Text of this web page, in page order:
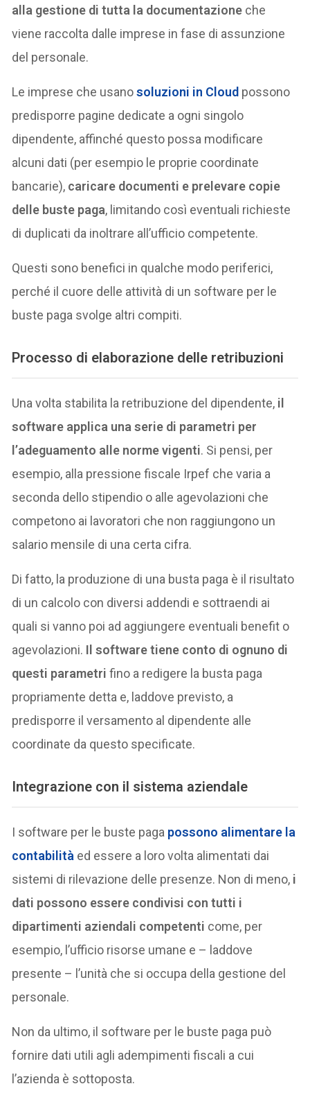
alla gestione di tutta la documentazione che
viene raccolta dalle imprese in fase di assunzione
del personale.
Le imprese che usanosoluzioni in Cloud possono
predisporre pagine dedicate a ogni singolo
dipendente, affinché questo possa modificare
alcuni dati (per esempio le proprie coordinate
bancarie), caricare documenti e prelevare copie
delle buste paga, limitando così eventuali richieste
di duplicati da inoltrare all’ufficio competente.
Questi sono benefici in qualche modo periferici,
perché il cuore delle attività di un software per le
buste paga svolge altri compiti.
Processo di elaborazione delle retribuzioni
Una volta stabilita la retribuzione del dipendente, il
software applica una serie di parametri per
l’adeguamento alle norme vigenti. Si pensi, per
esempio, alla pressione fiscale Irpef che varia a
seconda dello stipendio o alle agevolazioni che
competono ai lavoratori che non raggiungono un
salario mensile di una certa cifra.
Di fatto, la produzione di una busta paga è il risultato
di un calcolo con diversi addendi e sottraendi ai
quali si vanno poi ad aggiungere eventuali benefit o
agevolazioni. Il software tiene conto di ognuno di
questi parametri fino a redigere la busta paga
propriamente detta e, laddove previsto, a
predisporre il versamento al dipendente alle
coordinate da questo specificate.
Integrazione con il sistema aziendale
I software per le buste paga possono alimentare la
contabilità ed essere a loro volta alimentati dai
sistemi di rilevazione delle presenze. Non di meno, i
dati possono essere condivisi con tutti i
dipartimenti aziendali competenti come, per
esempio, l’ufficio risorse umane e – laddove
presente – l’unità che si occupa della gestione del
personale.
Non da ultimo, il software per le buste paga può
fornire dati utili agli adempimenti fiscali a cui
l’azienda è sottoposta.